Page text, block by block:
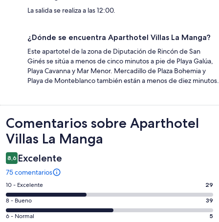
La salida se realiza a las 12:00.
¿Dónde se encuentra Aparthotel Villas La Manga?
Este apartotel de la zona de Diputación de Rincón de San
Ginés se sitúa a menos de cinco minutos a pie de Playa Galúa,
Playa Cavanna y Mar Menor. Mercadillo de Plaza Bohemia y
Playa de Monteblanco también están a menos de diez minutos.
Comentarios
Comentarios sobre Aparthotel
Villas La Manga
8,6 Excelente
75 comentarios
29
comentarios
de
un
10 - Excelente 29
39
comentarios
8 - Bueno 39
5
6 - Normal 5